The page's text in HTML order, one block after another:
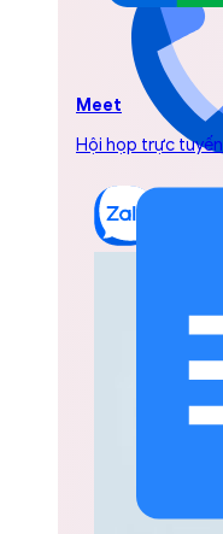
Meet
Hội họp trực tuyến